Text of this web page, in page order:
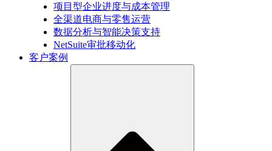
项目型企业进度与成本管理
全渠道电商与零售运营
数据分析与智能决策支持
NetSuite审批移动化
客户案例